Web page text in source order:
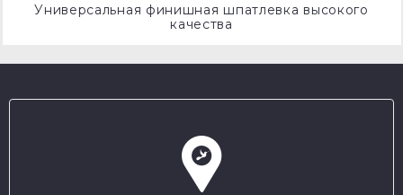
Универсальная финишная шпатлевка высокого
качества